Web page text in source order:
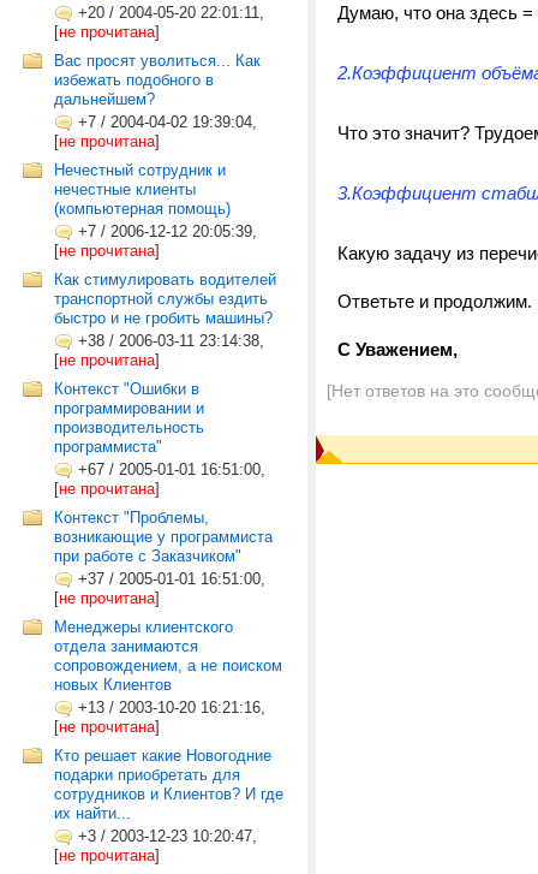
+20 / 2004-05-20 22:01:11,
[не прочитана]
Вас просят уволиться... Как
избежать подобного в
дальнейшем?
+7 / 2004-04-02 19:39:04,
[не прочитана]
Нечестный сотрудник и
нечестные клиенты
(компьютерная помощь)
+7 / 2006-12-12 20:05:39,
[не прочитана]
Как стимулировать водителей
транспортной службы ездить
быстро и не гробить машины?
+38 / 2006-03-11 23:14:38,
[не прочитана]
Контекст "Ошибки в
программировании и
производительность
программиста"
+67 / 2005-01-01 16:51:00,
[не прочитана]
Контекст "Проблемы,
возникающие у программиста
при работе с Заказчиком"
+37 / 2005-01-01 16:51:00,
[не прочитана]
Менеджеры клиентского
отдела занимаются
сопровождением, а не поиском
новых Клиентов
+13 / 2003-10-20 16:21:16,
[не прочитана]
Кто решает какие Новогодние
подарки приобретать для
сотрудников и Клиентов? И где
их найти...
+3 / 2003-12-23 10:20:47,
[не прочитана]
Думаю, что она здесь =
2.Коэффициент
Что это значит?
3.Коэффициент
Какую задачу из
Ответьте и продолжим.
С Уважением,
[Нет ответов на это